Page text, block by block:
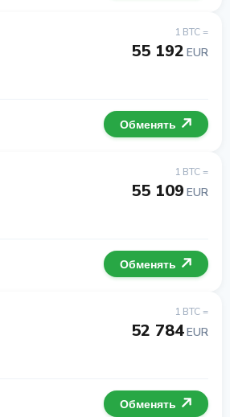
1 BTC =
55 192 EUR
Обменять
1 BTC =
55 109 EUR
Обменять
1 BTC =
52 784EUR
Обменять